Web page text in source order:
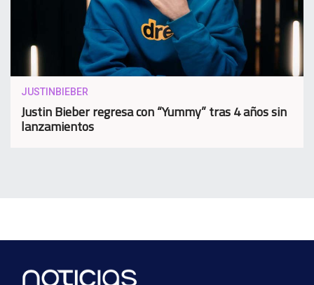
JUSTINBIEBER
Justin Bieber regresa con “Yummy” tras 4 años sin
lanzamientos